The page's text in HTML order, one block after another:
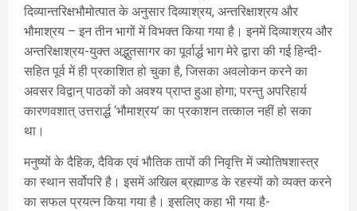
दिव्यान्तरिक्षभौमोत्पात के अनुसार दिव्याश्रय, अन्तरिक्षाश्रय और
भौमाश्रय – इन तीन भागों में विभक्त किया गया है। इनमें दिव्याश्रय और
अन्तरिक्षाश्रय-युक्त अद्भुतसागर का पूर्वार्द्ध भाग मेरे द्वारा की गई हिन्दी-
सहित पूर्व में ही प्रकाशित हो चुका है, जिसका अवलोकन करने का
अवसर विद्वान् पाठकों को अवश्य प्राप्त हुआ होगा; परन्तु अपरिहार्य
कारणवशात् उत्तरार्द्ध ‘भौमाश्रय’ का प्रकाशन तत्काल नहीं हो सका
था।
मनुष्यों के दैहिक, दैविक एवं भौतिक तापों की निवृत्ति में ज्योतिषशास्त्र
का स्थान सर्वोपरि है। इसमें अखिल ब्रह्माण्ड के रहस्यों को व्यक्त करने
का सफल प्रयत्न किया गया है। इसलिए कहा भी गया है-